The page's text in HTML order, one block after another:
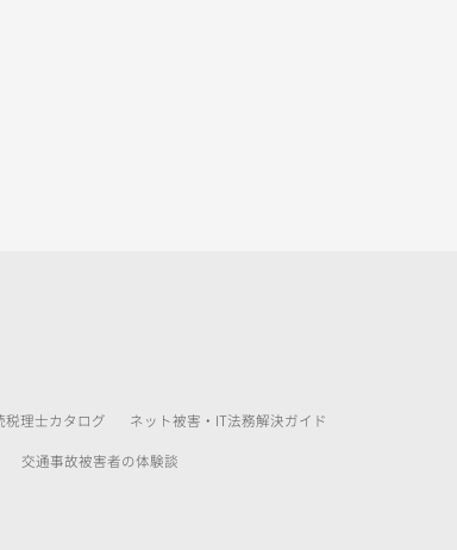
税理士カタログ ネット被害・IT法務解決ガイド
交通事故被害者の体験談